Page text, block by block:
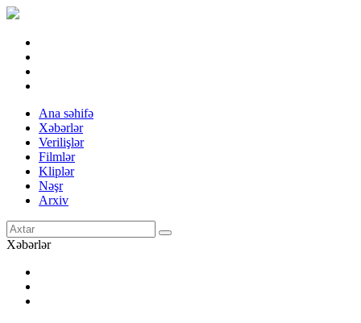
Ana səhifə
Xəbərlər
Verilişlər
Filmlər
Kliplər
Nəşr
Arxiv
Xəbərlər